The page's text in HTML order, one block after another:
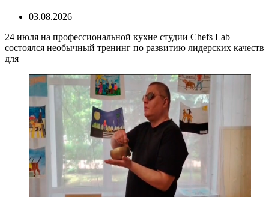
03.08.2026
24 июля на профессиональной кухне студии Chefs Lab
состоялся необычный тренинг по развитию лидерских качеств
для